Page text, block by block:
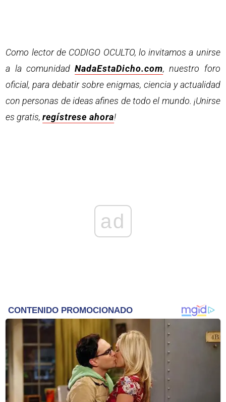
Como lector de CODIGO OCULTO, lo invitamos a unirse
a la comunidadNadaEstaDicho.com, nuestro foro
oficial, para debatir sobre enigmas, ciencia y actualidad
con personas de ideas afines de todo el mundo. ¡Unirse
es gratis,regístrese ahora!
ad